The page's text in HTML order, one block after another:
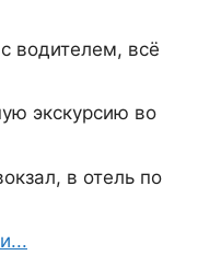
водителем, всё
экскурсию во
в отель по